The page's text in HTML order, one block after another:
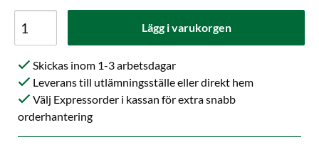
Lägg i varukorgen
Skickas inom 1-3 arbetsdagar
Leverans till utlämningsställe eller direkt hem
Välj Expressorder i kassan för extra snabb
orderhantering